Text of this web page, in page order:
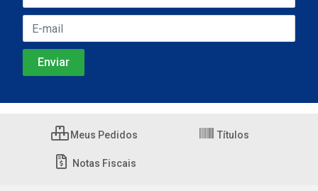
Meus Pedidos Títulos
Notas Fiscais